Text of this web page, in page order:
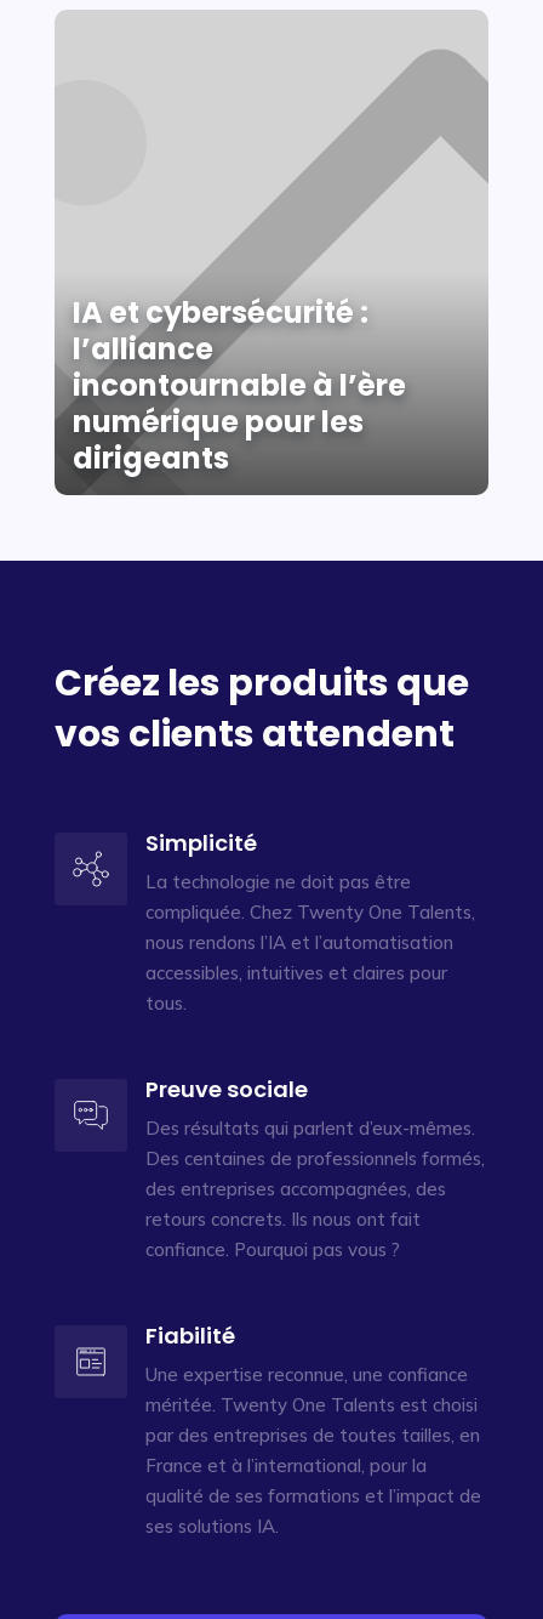
IA et cybersécurité :
l’alliance
incontournable à l’ère
numérique pour les
dirigeants
Créez les produits que
vos clients attendent
Simplicité
La technologie ne doit pas être
compliquée. Chez Twenty One Talents,
nous rendons l’IA et l’automatisation
accessibles, intuitives et claires pour
tous.
Preuve sociale
Des résultats qui parlent d’eux-mêmes.
Des centaines de professionnels formés,
des entreprises accompagnées, des
retours concrets. Ils nous ont fait
confiance. Pourquoi pas vous ?
Fiabilité
Une expertise reconnue, une confiance
méritée. Twenty One Talents est choisi
par des entreprises de toutes tailles, en
France et à l’international, pour la
qualité de ses formations et l’impact de
ses solutions IA.